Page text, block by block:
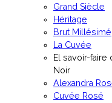
Grand Siècle
Héritage
Brut Millésimé
La Cuvée
El savoir-faire
Noir
Alexandra
Cuvée Rosé